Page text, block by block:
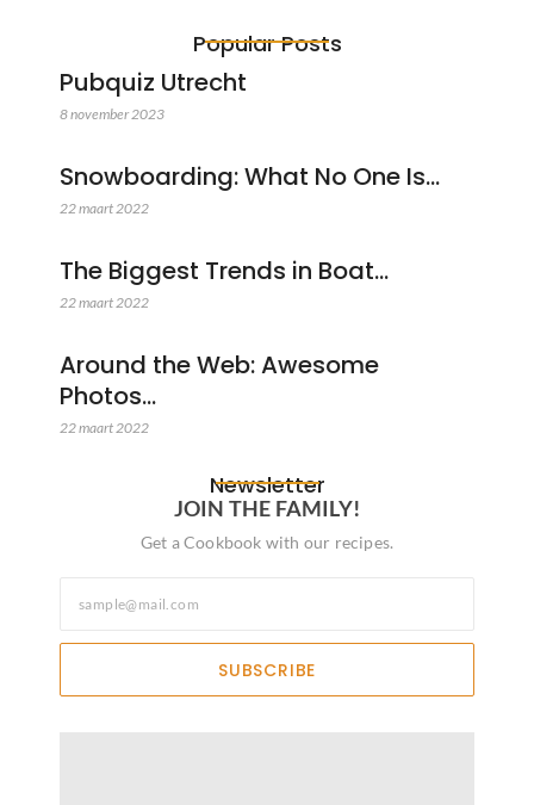
Popular Posts
Pubquiz Utrecht
8 november 2023
Snowboarding: What No One Is…
22 maart 2022
The Biggest Trends in Boat…
22 maart 2022
Around the Web: Awesome
Photos…
22 maart 2022
Newsletter
JOIN THE FAMILY!
Get a Cookbook with our recipes.
SUBSCRIBE